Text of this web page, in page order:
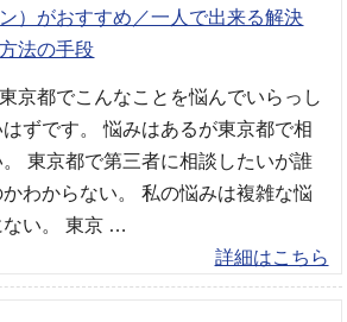
ン）がおすすめ／一人で出来る解決
方法の手段
東京都でこんなことを悩んでいらっし
ずです。 悩みはあるが東京都で相
東京都で第三者に相談したいが誰
わからない。 私の悩みは複雑な悩
ない。 東京 …
詳細はこちら